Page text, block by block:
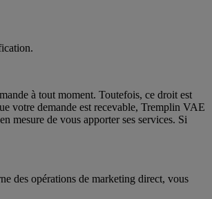
à tout moment. Toutefois, ce droit est
votre demande est recevable, Tremplin VAE
mesure de vous apporter ses services. Si
des opérations de marketing direct, vous